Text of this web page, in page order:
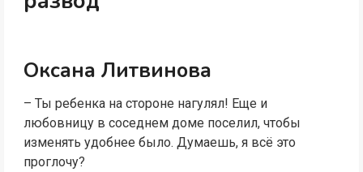
Оксана Литвинова
– Ты ребенка на стороне нагулял! Еще и
любовницу в соседнем доме поселил, чтобы
изменять удобнее было. Думаешь, я всё это
проглочу?